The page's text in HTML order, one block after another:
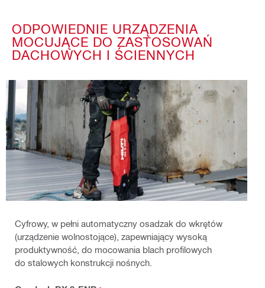
ODPOWIEDNIE URZĄDZENIA
MOCUJĄCE DO ZASTOSOWAŃ
DACHOWYCH I ŚCIENNYCH
Cyfrowy, w pełni automatyczny osadzak do wkrętów
(urządzenie wolnostojące), zapewniający wysoką
produktywność, do mocowania blach profilowych
do stalowych konstrukcji nośnych.